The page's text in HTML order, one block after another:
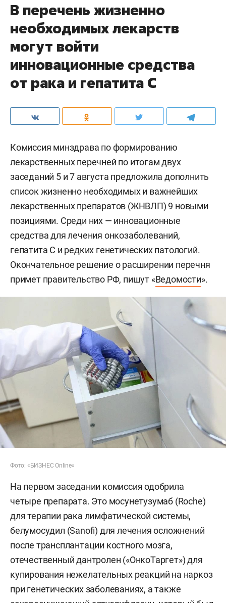
В перечень жизненно
необходимых лекарств
могут войти
инновационные средства
от рака и гепатита С
Комиссия минздрава по формированию
лекарственных перечней по итогам двух
заседаний 5 и 7 августа предложила дополнить
список жизненно необходимых и важнейших
лекарственных препаратов (ЖНВЛП) 9 новыми
позициями. Среди них — инновационные
средства для лечения онкозаболеваний,
гепатита С и редких генетических патологий.
Окончательное решение о расширении перечня
примет правительство РФ, пишут «Ведомости».
Фото: «БИЗНЕС Online»
На первом заседании комиссия одобрила
четыре препарата. Это мосунетузумаб (Roche)
для терапии рака лимфатической системы,
белумосудил (Sanofi) для лечения осложнений
после трансплантации костного мозга,
отечественный дантролен («ОнкоТаргет») для
купирования нежелательных реакций на наркоз
при генетических заболеваниях, а также